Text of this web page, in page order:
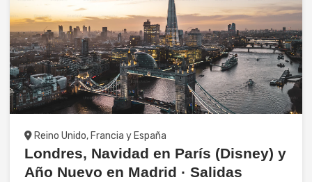
Reino Unido, Francia y España
Londres, Navidad en París (Disney) y
Año Nuevo en Madrid · Salidas